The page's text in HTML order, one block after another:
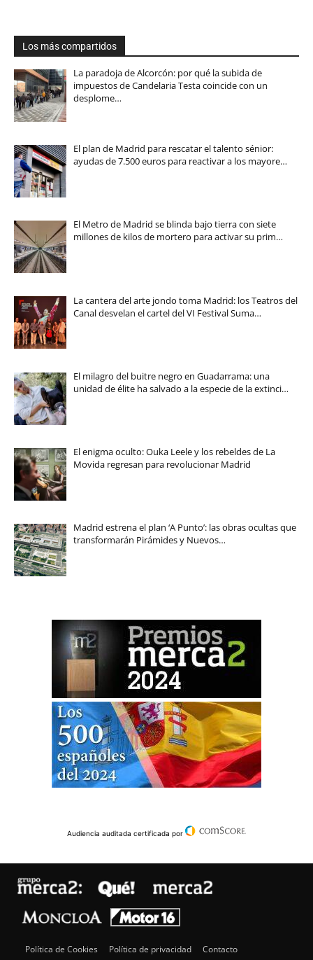
Los más compartidos
La paradoja de Alcorcón: por qué la subida de
impuestos de Candelaria Testa coincide con un
desplome…
El plan de Madrid para rescatar el talento sénior:
ayudas de 7.500 euros para reactivar a los mayore…
El Metro de Madrid se blinda bajo tierra con siete
millones de kilos de mortero para activar su prim…
La cantera del arte jondo toma Madrid: los Teatros del
Canal desvelan el cartel del VI Festival Suma…
El milagro del buitre negro en Guadarrama: una
unidad de élite ha salvado a la especie de la extinci…
El enigma oculto: Ouka Leele y los rebeldes de La
Movida regresan para revolucionar Madrid
Madrid estrena el plan ‘A Punto’: las obras ocultas que
transformarán Pirámides y Nuevos…
Audiencia auditada certificada por
Política de Cookies Política de privacidad Contacto